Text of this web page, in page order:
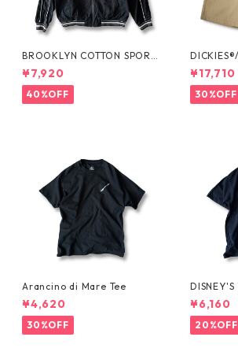
BROOKLYN COTTON SPORT
JKT by Polo Ralph Lauren
¥7,920
40%OFF
SHORTS
SE-
¥17,710
30%OFF
Arancino di Mare Tee
¥4,620
30%OFF
DISNEY'S
RT Tee
¥6,160
20%OFF